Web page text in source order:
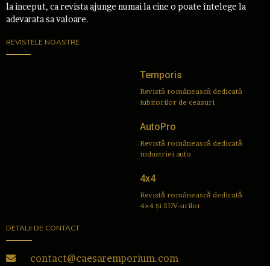
la inceput, ca revista ajunge numai la cine o poate întelege la
adevarata sa valoare.
REVISTELE NOASTRE
Temporis
Revistă românească dedicată
iubitorilor de ceasuri
AutoPro
Revistă românească dedicată
industriei auto
4x4
Revistă românească dedicată
4×4 și SUV-urilor
DETALII DE CONTACT
contact@caesaremporium.com